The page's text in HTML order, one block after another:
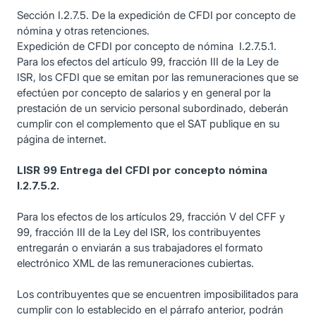
Sección I.2.7.5. De la expedición de CFDI por concepto de
nómina y otras retenciones.
Expedición de CFDI por concepto de nómina I.2.7.5.1.
Para los efectos del artículo 99, fracción III de la Ley de
ISR, los CFDI que se emitan por las remuneraciones que se
efectúen por concepto de salarios y en general por la
prestación de un servicio personal subordinado, deberán
cumplir con el complemento que el SAT publique en su
página de internet.
LISR 99 Entrega del CFDI por concepto nómina
I.2.7.5.2.
Para los efectos de los artículos 29, fracción V del CFF y
99, fracción III de la Ley del ISR, los contribuyentes
entregarán o enviarán a sus trabajadores el formato
electrónico XML de las remuneraciones cubiertas.
Los contribuyentes que se encuentren imposibilitados para
cumplir con lo establecido en el párrafo anterior, podrán